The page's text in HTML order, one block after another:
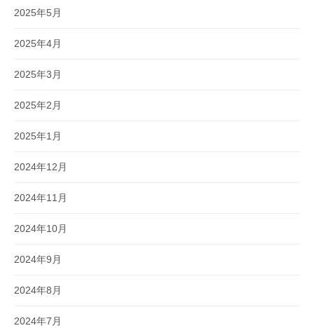
2025年5月
2025年4月
2025年3月
2025年2月
2025年1月
2024年12月
2024年11月
2024年10月
2024年9月
2024年8月
2024年7月